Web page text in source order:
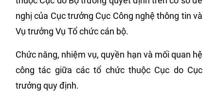
nghị của Cục trưởng Cục Công nghệ thông tin và
Vụ trưởng Vụ Tổ chức cán bộ.
Chức năng, nhiệm vụ, quyền hạn và mối quan hệ
công tác giữa các tổ chức thuộc Cục do Cục
trưởng quy định.